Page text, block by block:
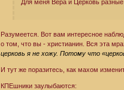
Для меня Вера и Церковь разные
Разумеется. Вот вам интересное
о том, что вы - христианин. Вся эта
церковь я не хожу. Потому что
И тут же поразитесь, как махом
КПЕшники заулыбаются: